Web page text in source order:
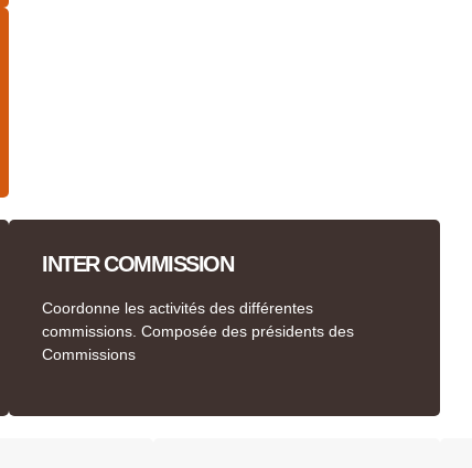
INTER COMMISSION
Coordonne les activités des différentes
commissions. Composée des présidents des
Commissions